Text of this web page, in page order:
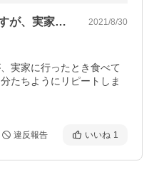
両親のお中元に送ったのですが、実家に行… 2021/8/30
実家に行ったとき食べて
たちようにリピートしま
違反報告 いいね 1